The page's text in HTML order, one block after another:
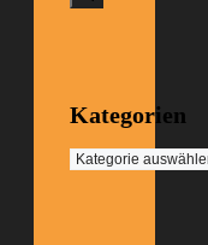
Kategorien
Kategorien